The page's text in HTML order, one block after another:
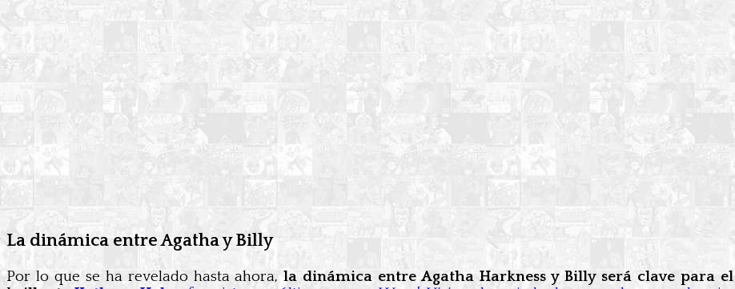
La dinámica entre Agatha y Billy
Por lo que se ha revelado hasta ahora,la dinámica entre Agatha Harkness y Billy será clave para